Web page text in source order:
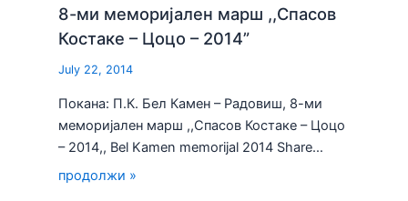
8-ми меморијален марш ,,Спасов
Костаке – Цоцо – 2014”
July 22, 2014
Покана: П.К. Бел Камен – Радовиш, 8-ми
меморијален марш ,,Спасов Костаке – Цоцо
– 2014,, Bel Kamen memorijal 2014 Share…
продолжи »